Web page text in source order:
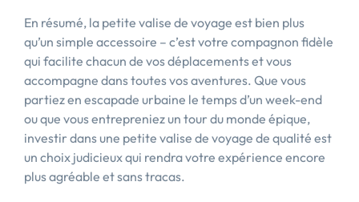
En résumé, la petite valise de voyage est bien plus
qu’un simple accessoire – c’est votre compagnon fidèle
qui facilite chacun de vos déplacements et vous
accompagne dans toutes vos aventures. Que vous
partiez en escapade urbaine le temps d’un week-end
ou que vous entrepreniez un tour du monde épique,
investir dans une petite valise de voyage de qualité est
un choix judicieux qui rendra votre expérience encore
plus agréable et sans tracas.